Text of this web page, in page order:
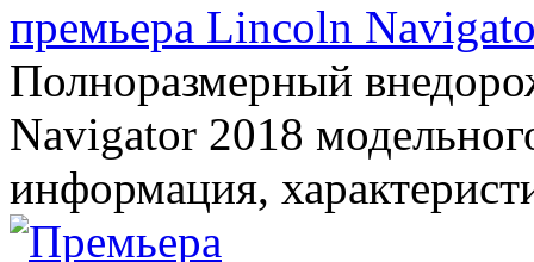
премьера Lincoln
Полноразмерный
Navigator 2018
информация,